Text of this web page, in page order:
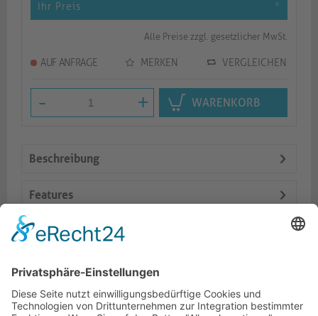
Ihr Preis *
Alle Preise zzgl. gesetzlicher MwSt.
AUF ANFRAGE MERKEN VERGLEICHEN
- + WARENKORB
Beschreibung
Features
Logistik
Dokumente
Ähnliche Artikel